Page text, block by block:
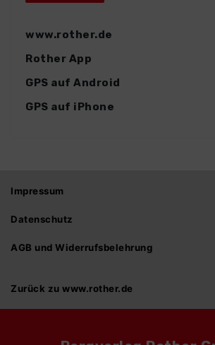
www.rother.de
Rother App
GPS auf Android
GPS auf iPhone
Impressum
Datenschutz
AGB und Widerrufsbelehrung
Zurück zu www.rother.de